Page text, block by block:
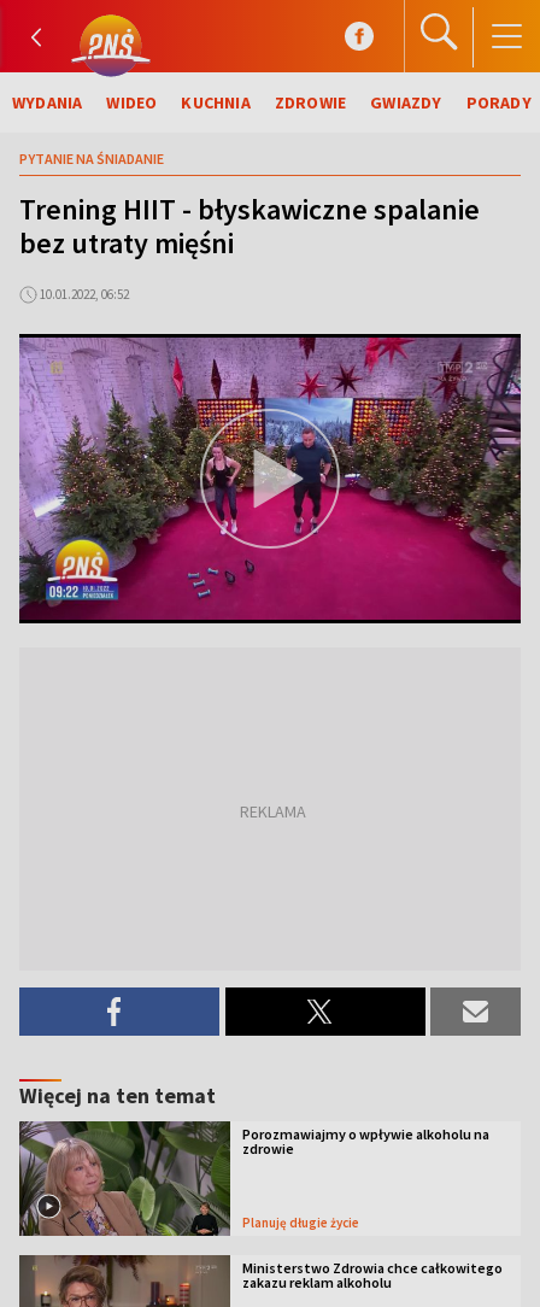
WYDANIA WIDEO KUCHNIA ZDROWIE GWIAZDY PORADY
PYTANIE NA ŚNIADANIE
Trening HIIT - błyskawiczne spalanie
bez utraty mięśni
10.01.2022, 06:52
Więcej na ten temat
Porozmawiajmy o wpływie alkoholu na
zdrowie
Planuję długie życie
Ministerstwo Zdrowia chce całkowitego
zakazu reklam alkoholu